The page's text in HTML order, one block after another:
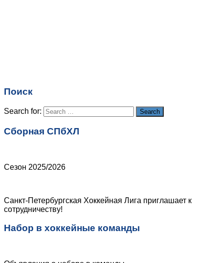
Поиск
Search for: Search
Сборная СПбХЛ
Сезон 2025/2026
Санкт-Петербургская Хоккейная Лига приглашает к
сотрудничеству!
Набор в хоккейные команды